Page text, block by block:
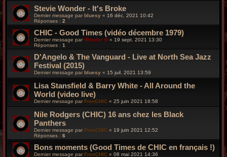
Stevie Wonder - It's Broke
Dernier message par bluesy « 16 déc. 2021 10:42
Réponses : 2
CHIC - Good Times (vidéo décembre 1979)
Dernier message parWonder B « 19 sept. 2021 13:30
Réponses : 1
D'Angelo & The Vanguard - Live at North Sea Jazz
Festival (2015)
Dernier message par bluesy « 15 juil. 2021 13:59
Lisa Stansfield & Barry White - All Around the
World (video live)
Dernier message par FrenCHIC « 25 juin 2021 18:58
Nile Rodgers (CHIC) 16 ans chez les Black
Panthers
Dernier message par FrenCHIC « 19 juin 2021 12:52
Réponses : 6
Bons moments (Good Times de CHIC en français !)
Dernier message parFrenCHIC « 08 mai 2021 14:36